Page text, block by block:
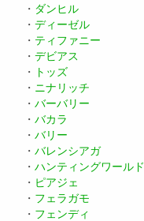
・ ダンヒル
・ ディーゼル
・ ティファニー
・ デビアス
・
トッズ
・ ニナリッチ
・ バーバリー
・ バカラ
・ バリー
・ バレンシアガ
・ ハンティングワールド
・ ピアジェ
・ フェラガモ
・ フェンディ